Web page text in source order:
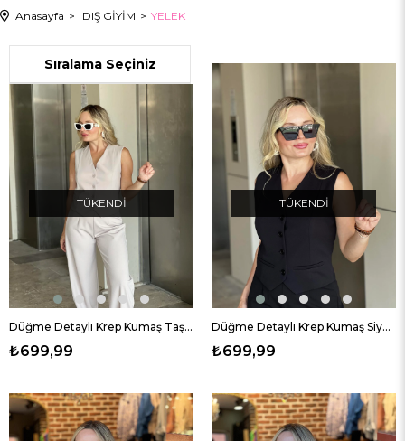
Anasayfa DIŞ GİYİM YELEK
TÜKENDI
Düğme Detaylı Krep Kumaş Taş Rengi Yelek
₺699,99
TÜKENDI
Düğme Detaylı Krep Kumaş Siyah Yelek
₺699,99